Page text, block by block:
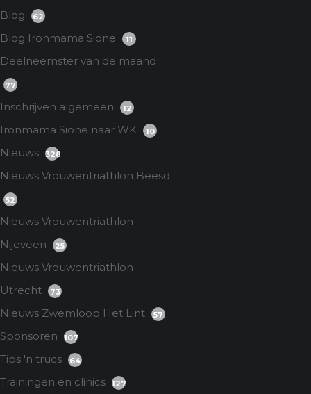
Blog 62
Blog Ironmama Sione 11
Deelneemster van de maand
77
Inschrijven algemeen 12
Ironmama Sione naar WK 10
Nieuws 328
Nieuws Vrouwentriathlon Beesd
52
Nieuws Vrouwentriathlon
Nijeveen
25
Nieuws Vrouwentriathlon
Utrecht
73
Nieuws Zwemloop Het Lint 57
Sponsoren 107
Tips 'n trucs 64
Trainingen en clinics 127